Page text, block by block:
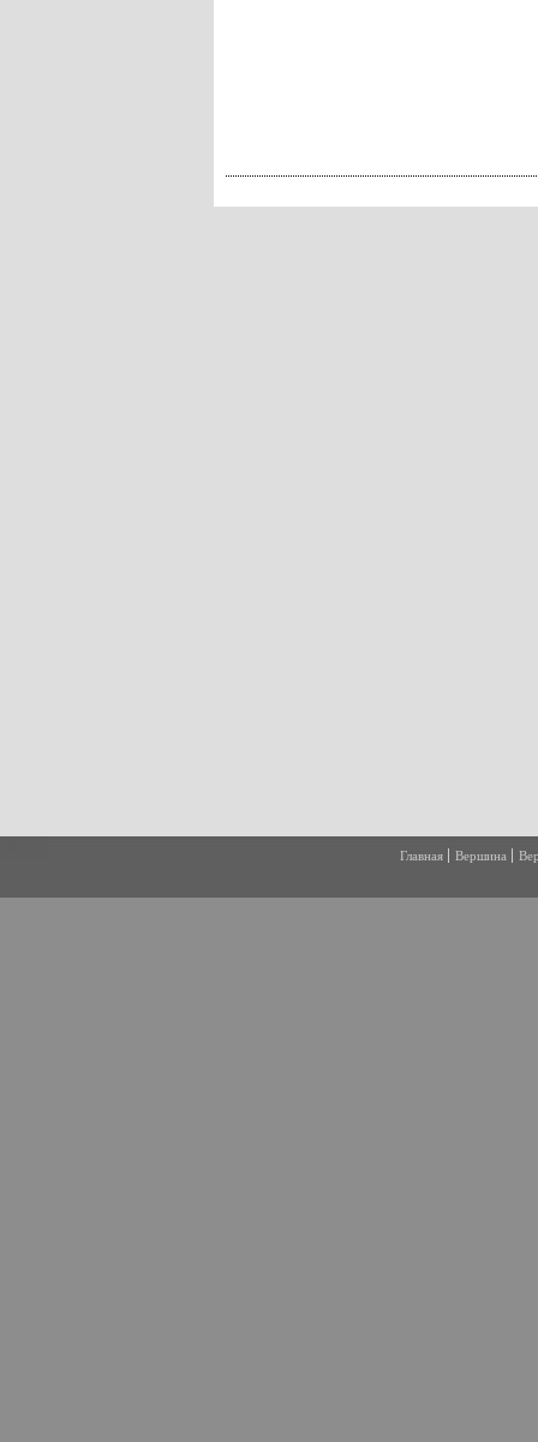
Главная Вершина